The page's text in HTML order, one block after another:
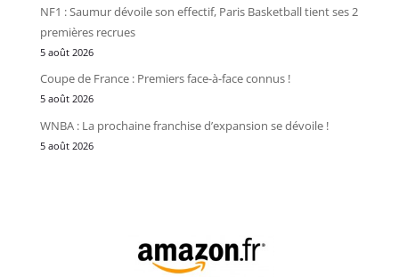
NF1 : Saumur dévoile son effectif, Paris Basketball tient ses 2
premières recrues
5 août 2026
Coupe de France : Premiers face-à-face connus !
5 août 2026
WNBA : La prochaine franchise d’expansion se dévoile !
5 août 2026